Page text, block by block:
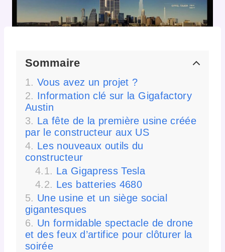
Sommaire
Vous avez un projet ?
Information clé sur la Gigafactory
Austin
La fête de la première usine créée
par le constructeur aux US
Les nouveaux outils du
constructeur
La Gigapress Tesla
Les batteries 4680
Une usine et un siège social
gigantesques
Un formidable spectacle de drone
et des feux d’artifice pour clôturer la
soirée